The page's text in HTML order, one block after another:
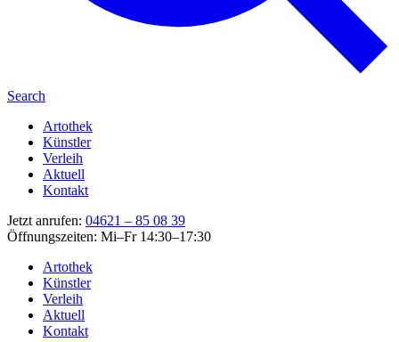
Search
Artothek
Künstler
Verleih
Aktuell
Kontakt
Jetzt anrufen: 04621 – 85 08 39
Öffnungszeiten: Mi–Fr 14:30–17:30
Artothek
Künstler
Verleih
Aktuell
Kontakt